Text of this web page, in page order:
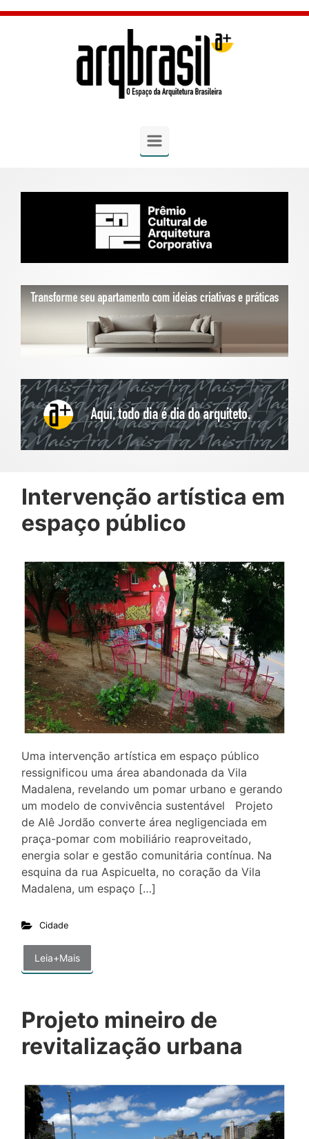
Skip to main content
Intervenção artística em
espaço público
Uma intervenção artística em espaço público
ressignificou uma área abandonada da Vila
Madalena, revelando um pomar urbano e gerando
um modelo de convivência sustentável Projeto
de Alê Jordão converte área negligenciada em
praça-pomar com mobiliário reaproveitado,
energia solar e gestão comunitária contínua. Na
esquina da rua Aspicuelta, no coração da Vila
Madalena, um espaço […]
Cidade
Leia+Mais
Projeto mineiro de
revitalização urbana